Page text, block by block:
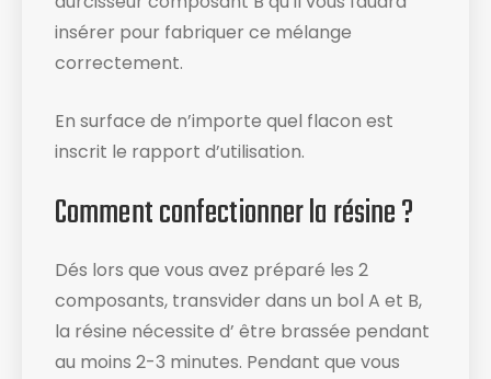
insérer pour fabriquer ce mélange
correctement.
En surface de n’importe quel flacon est
inscrit le rapport d’utilisation​.
Comment confectionner la résine ?
Dés lors que vous avez préparé les 2
composants, transvider dans un bol A et B,
la résine nécessite d’ être brassée pendant
au moins 2-3 minutes. Pendant que vous